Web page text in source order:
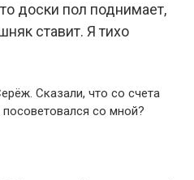
доски пол поднимает,
ставит. Я тихо
Сказали, что со счета
со мной?